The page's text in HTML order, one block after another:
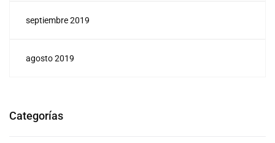
septiembre 2019
agosto 2019
Categorías